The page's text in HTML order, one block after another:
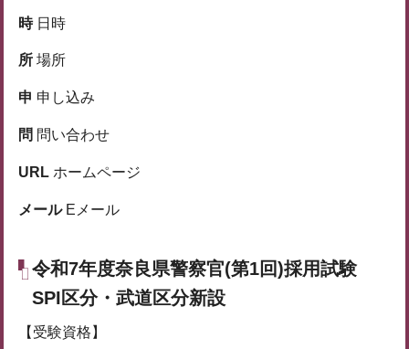
時日時
所 場所
申 申し込み
問 問い合わせ
URL ホームページ
メールEメール
令和7年度奈良県警察官(第1回)採用試験
SPI区分・武道区分新設
【受験資格】